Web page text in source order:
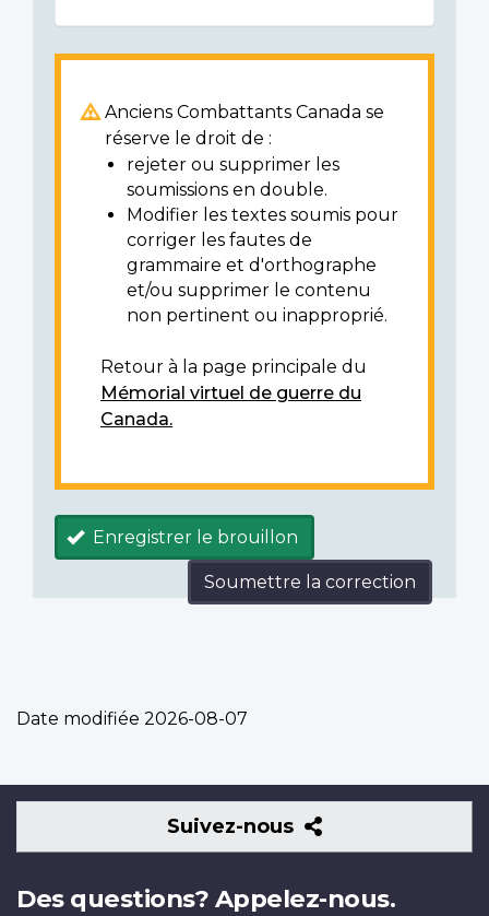
Anciens Combattants Canada se
réserve le droit de :
rejeter ou supprimer les
soumissions en double.
Modifier les textes soumis pour
corriger les fautes de
grammaire et d'orthographe
et/ou supprimer le contenu
non pertinent ou inapproprié.
Retour à la page principale du
Mémorial virtuel de guerre du
Canada.
Enregistrer le brouillon
Soumettre la correction
Date modifiée 2026-08-07
Suivez-nous
Suivez-
nous
Des questions? Appelez-nous.